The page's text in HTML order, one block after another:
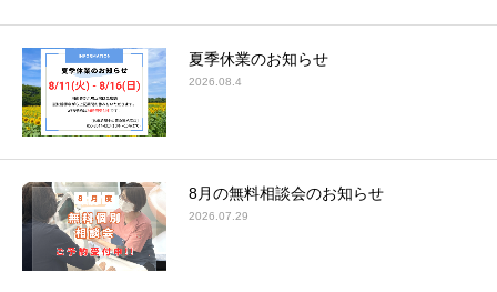
夏季休業のお知らせ
2026.08.4
8月の無料相談会のお知らせ
2026.07.29